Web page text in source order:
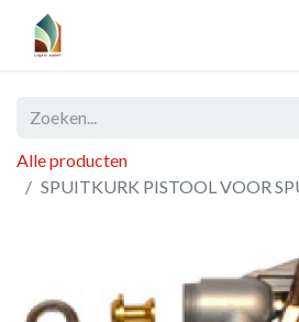
Alle producten
SPUITKURK PISTOOL VOOR